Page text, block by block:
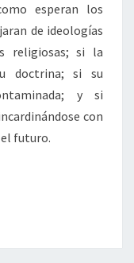
esperan los
de ideologías
religiosas; si la
doctrina; si su
y si
con
futuro.